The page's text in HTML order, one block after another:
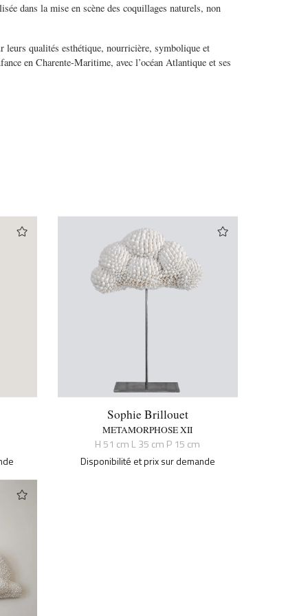
dans la mise en scène des coquillages naturels, non
leurs qualités esthétique, nourricière, symbolique et
en Charente-Maritime, avec l’océan Atlantique et ses
Sophie Brillouet
METAMORPHOSE XII
H 51 cm L 35 cm P 15 cm
Disponibilité et prix sur demande